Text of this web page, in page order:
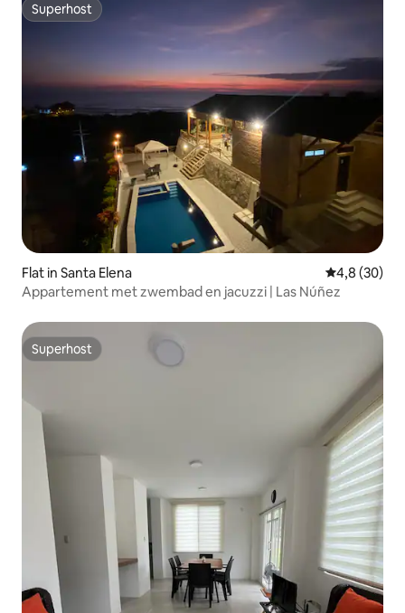
Superhost
Superhost
Flat in Santa Elena Gemiddelde
4,8 (30)
Appartement met zwembad en jacuzzi | Las Núñez
Superhost
Superhost